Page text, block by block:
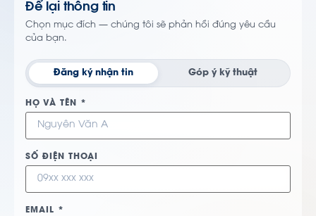
Để lại thông tin
Chọn mục đích — chúng tôi sẽ phản hồi đúng yêu cầu
của bạn.
Đăng ký nhận tin Góp ý kỹ thuật
HỌ VÀ TÊN *
SỐ ĐIỆN THOẠI
EMAIL *